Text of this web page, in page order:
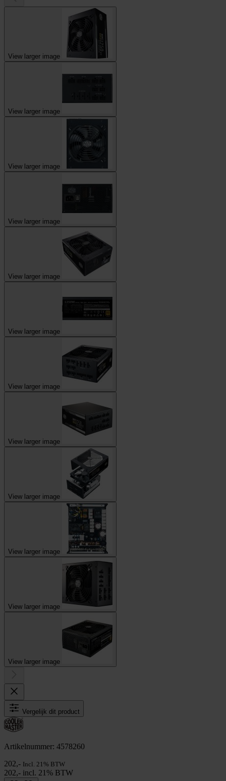
View larger image
View larger image
View larger image
View larger image
View larger image
View larger image
View larger image
View larger image
View larger image
View larger image
View larger image
View larger image
Vergelijk dit product
Artikelnummer: 4578260
202,- Incl. 21% BTW
202,- incl. 21% BTW